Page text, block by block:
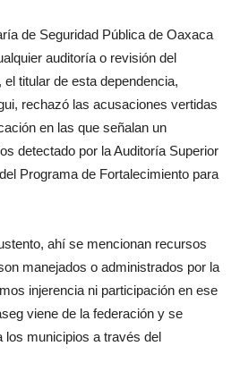
de Seguridad Pública de Oaxaca
auditoría o revisión del
titular de esta dependencia,
rechazó las acusaciones vertidas
en las que señalan un
detectado por la Auditoría Superior
Programa de Fortalecimiento para
ahí se mencionan recursos
manejados o administrados por la
injerencia ni participación en ese
viene de la federación y se
los municipios a través del